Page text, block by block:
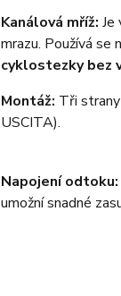
Kanálová mříž: Je
mrazu. Používá se
cyklostezky bez
Montáž: Tři
USCITA).
Napojení odtoku:
umožní snadné